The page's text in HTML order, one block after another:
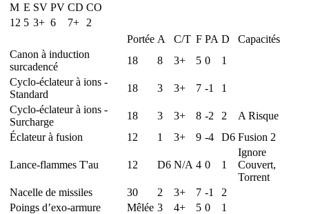
M E SV PV CD CO
12 5 3+ 6 7+
2
Portée A C/T F PA D
Capacités
Canon à induction
surcadencé
18 8 3+ 5 0
1
Cyclo-éclateur à ions -
Standard
18 3 3+ 7 -1
1
Cyclo-éclateur à ions -
Surcharge
18 3 3+ 8 -2 2
A Risque
Éclateur à fusion
12 1 3+ 9 -4 D6 Fusion 2
Lance-flammes T'au 12 D6 N/A 4 0 1
Ignore
Couvert,
Torrent
Nacelle de missiles
30 2 3+ 7 -1
2
Poings d’exo-armure
Mêlée 3 4+ 5 0 1